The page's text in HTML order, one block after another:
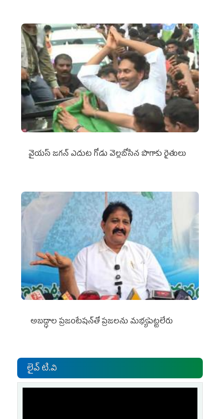
వైయ‌స్‌ జగన్ ఎదుట గోడు వెల్లబోసిన పొగాకు రైతులు
అబద్ధాల ప్రజంటేషన్‌తో ప్రజలను మభ్యపెట్టలేరు
లైవ్ టి.వి